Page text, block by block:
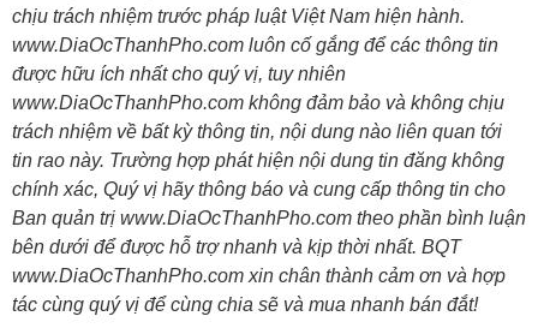
chịu trách nhiệm trước pháp luật Việt Nam hiện hành.
www.DiaOcThanhPho.com luôn cố gắng để các thông tin
được hữu ích nhất cho quý vị, tuy nhiên
www.DiaOcThanhPho.com không đảm bảo và không chịu
trách nhiệm về bất kỳ thông tin, nội dung nào liên quan tới
tin rao này. Trường hợp phát hiện nội dung tin đăng không
chính xác, Quý vị hãy thông báo và cung cấp thông tin cho
Ban quản trị www.DiaOcThanhPho.com theo phần bình luận
bên dưới để được hỗ trợ nhanh và kịp thời nhất. BQT
www.DiaOcThanhPho.com xin chân thành cảm ơn và hợp
tác cùng quý vị để cùng chia sẽ và mua nhanh bán đắt!